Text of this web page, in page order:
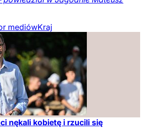
mediówKraj
nękali kobietę i rzucili się